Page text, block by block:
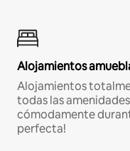
Alojamientos
Alojamientos
todas las
cómodamente
perfecta!